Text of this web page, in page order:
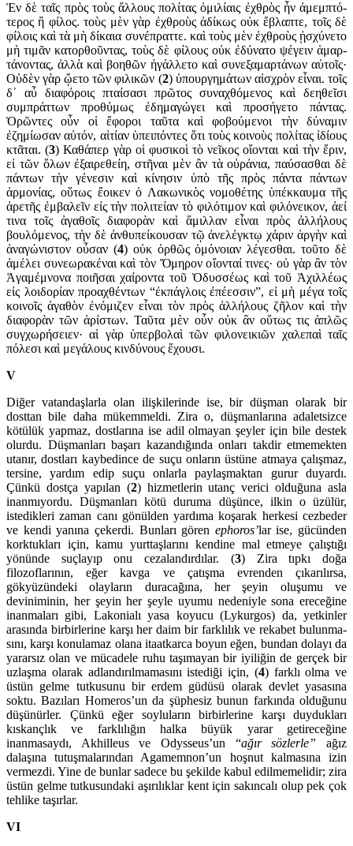
Ἐν δὲ ταῖς πρὸς τοὺς ἄλλους πολίτας ὁμιλίαις ἐχθρὸς ἦν ἀμεμ­πτό­
τερος ἢ φίλος. τοὺς μὲν γὰρ ἐχθροὺς ἀδίκως οὐκ ἔβλαπτε, τοῖς δὲ
φί­λοις καὶ τὰ μὴ δίκαια συνέπραττε. καὶ τοὺς μὲν ἐχθροὺς ᾐσχύνετο
μὴ τιμᾶν κατορθοῦντας, τοὺς δὲ φίλους οὐκ ἐδύνατο ψέγειν ἁμαρ­
τά­νοντας, ἀλλὰ καὶ βοηθῶν ἠγάλλετο καὶ συνεξαμαρτάνων αὐτοῖς·
Οὐδὲν γὰρ ᾤετο τῶν φιλικῶν (2) ὑπουργημάτων αἰσχρὸν εἶναι. τοῖς
δ᾽ αὖ διαφόροις πταί­σασι πρῶτος συναχθόμενος καὶ δεηθεῖσι
συμπράτ­των προθύμως ἐ­δημ­α­γώγει καὶ προσήγετο πάντας.
Ὁρῶντες οὖν οἱ ἔφοροι ταῦτα καὶ φο­βούμενοι τὴν δύναμιν
ἐζημίωσαν αὐτόν, αἰτίαν ὑπειπόντες ὅτι τοὺς κοινοὺς πολίτας ἰδίους
κτᾶται. (3) Καθάπερ γὰρ οἱ φυσικοὶ τὸ νεῖκος οἴονται καὶ τὴν ἔριν,
εἰ τῶν ὅλων ἐξαιρεθείη, στῆναι μὲν ἂν τὰ οὐράνια, παύσασθαι δὲ
πάντων τὴν γένεσιν καὶ κίνησιν ὑπὸ τῆς πρὸς πάντα πάντων
ἁρμονίας, οὕτως ἔοικεν ὁ Λακωνικὸς νομοθέτης ὑπέκκαυμα τῆς
ἀρετῆς ἐμβαλεῖν εἰς τὴν πολιτείαν τὸ φιλότιμον καὶ φιλόνεικον, ἀεί
τινα τοῖς ἀγαθοῖς διαφορὰν καὶ ἅμιλλαν εἶναι πρὸς ἀλλήλους
βουλόμενος, τὴν δὲ ἀνθ­υπεί­κουσαν τῷ ἀνελέγκτῳ χάριν ἀργὴν καὶ
ἀναγώ­νιστον οὖσαν (4) οὐκ ὀρθῶς ὁμόνοιαν λέγεσ­θαι. τοῦτο δὲ
ἀμέλει συνεω­ρα­κέναι καὶ τὸν Ὅμηρον οἴονταί τινες· οὐ γὰρ ἂν τὸν
Ἀγαμέμνονα ποιῆσαι χαίροντα τοῦ Ὀδυσσέως καὶ τοῦ Ἀχιλλέως
εἰς λοιδορίαν προαχθέντων “ἐκπάγλοις ἐπέεσσιν”, εἰ μὴ μέγα τοῖς
κοινοῖς ἀγαθὸν ἐνόμιζεν εἶναι τὸν πρὸς ἀλλήλους ζῆλον καὶ τὴν
διαφορὰν τῶν ἀρίστων. Ταῦτα μὲν οὖν οὐκ ἂν οὕτως τις ἁπλῶς
συγχωρήσειεν· αἱ γὰρ ὑπερβολαὶ τῶν φιλονει­κιῶν χαλεπαὶ ταῖς
πόλεσι καὶ μεγάλους κινδύνους ἔχουσι.
V
Diğer vatandaşlarla olan ilişkilerinde ise, bir düşman olarak bir
dosttan bile daha mükemmeldi. Zira o, düşmanlarına ada­letsizce
kötülük yapmaz, dostlarına ise adil olmayan şeyler için bile des­tek
olurdu. Düşmanları başarı kazandığında on­ları takdir etme­mekten
utanır, dostları kaybedince de suçu onların üstüne atmaya çalışmaz,
tersine, yardım edip suçu onlarla paylaşmaktan gurur duyardı.
Çünkü dostça yapılan (2) hizmetlerin utanç verici oldu­ğuna asla
inanmıyordu. Düşmanları kötü duruma düşünce, ilkin o üzülür,
istedikleri zaman canı gönülden yardıma koşarak herkesi cezbeder
ve kendi yanına çekerdi. Bunları gören epho­ros’lar ise, gücün­den
korktukları için, kamu yurttaşlarını kendine mal etmeye çalıştığı
yönünde suçlayıp onu cezalandırdılar. (3) Zira tıpkı doğa
filozoflarının, eğer kavga ve çatışma evren­den çıkarı­lırsa,
gökyüzündeki olayların duraca­ğına, her şeyin oluşumu ve
deviniminin, her şeyin her şeyle uyumu nedeniyle sona ereceğine
inanmaları gibi, Lako­nialı yasa koyucu (Lykurgos) da, yetkinler
arasında birbirlerine karşı her daim bir farklılık ve rekabet bu­lunma­
sını, karşı konulamaz olana itaatkarca boyun eğen, bundan dolayı da
yararsız olan ve mücadele ruhu taşımayan bir iyili­ğin de gerçek bir
uzlaşma olarak adlandırılma­masını istediği için, (4) farklı olma ve
üstün gel­me tutkusunu bir erdem güdüsü olarak devlet yasasına
soktu. Bazıları Homeros’un da şüphe­siz bunun farkında olduğunu
düşünürler. Çünkü eğer soy­luların birbirlerine karşı duydukları
kıskançlık ve farklılığın halka büyük yarar getireceğine
inanmasaydı, Akhilleus ve Odysseus’un “ağır sözlerle” ağız
dalaşına tu­tuş­malarından Aga­mem­non’un hoşnut kalmasına izin
vermezdi. Yine de bunlar sa­dece bu şekilde kabul edilmemelidir; zira
üstün gelme tutkusun­daki aşırılıklar kent için sakıncalı olup pek çok
tehlike taşırlar.
VI